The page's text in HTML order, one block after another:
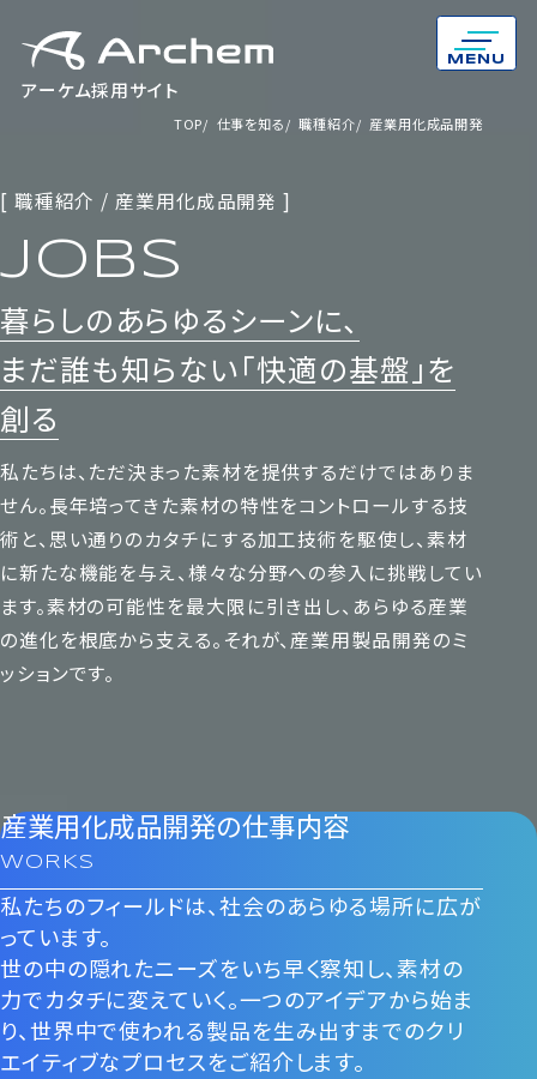
アーケム採用サイト
MENU
TOP 仕事を知る 職種紹介 産業用化成品開発
[ 職種紹介 / 産業用化成品開発 ]
JOBS
暮らしのあらゆるシーンに、
まだ誰も知らない「快適の基盤」を
創る
私たちは、ただ決まった素材を提供するだけではありま
せん。長年培ってきた素材の特性をコントロールする技
術と、思い通りのカタチにする加工技術を駆使し、素材
に新たな機能を与え、様々な分野への参入に挑戦してい
ます。素材の可能性を最大限に引き出し、あらゆる産業
の進化を根底から支える。それが、産業用製品開発のミ
ッションです。
産業用化成品開発の仕事内容
WORKS
私たちのフィールドは、社会のあらゆる場所に広が
っています。
世の中の隠れたニーズをいち早く察知し、素材の
力でカタチに変えていく。一つのアイデアから始ま
り、世界中で使われる製品を生み出すまでのクリ
エイティブなプロセスをご紹介します。